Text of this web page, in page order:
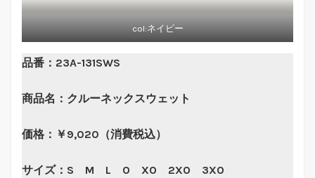
col:ネイビー
品番：23A-131SWS
商品名：クルーネックスウェット
価格：￥9,020（消費税込）
サイズ：S M L O XO 2XO 3XO